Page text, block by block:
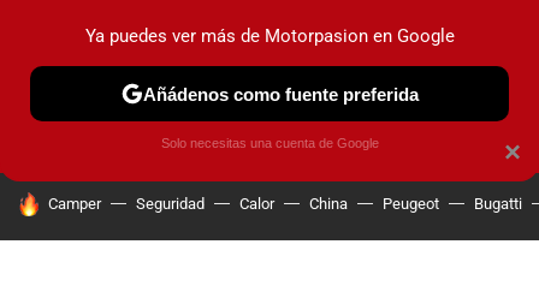
PRUEBAS COCHES ELÉCTRICOS OBSERVATORIO
HOY SE HABLA DE
Camper Seguridad Calor China Peugeot Bugatti
×
Ya puedes ver más de Motorpasion en Google
Añádenos como fuente preferida
Solo necesitas una cuenta de Google